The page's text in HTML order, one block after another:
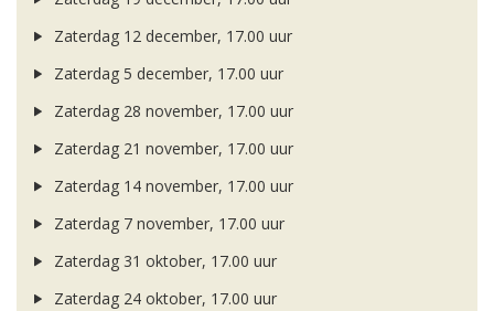
Zaterdag 12 december, 17.00 uur
Zaterdag 5 december, 17.00 uur
Zaterdag 28 november, 17.00 uur
Zaterdag 21 november, 17.00 uur
Zaterdag 14 november, 17.00 uur
Zaterdag 7 november, 17.00 uur
Zaterdag 31 oktober, 17.00 uur
Zaterdag 24 oktober, 17.00 uur